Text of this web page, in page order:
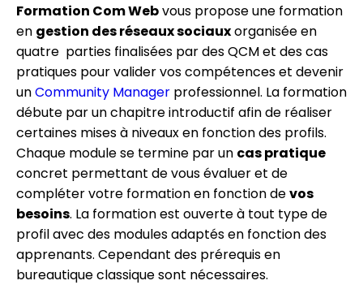
Formation Com Webvous propose une formation
en gestion des réseaux sociauxorganisée en
quatre parties finalisées par des QCM et des cas
pratiques pour valider vos compétences et devenir
unCommunity Manager professionnel. La formation
débute par un chapitre introductif afin de réaliser
certaines mises à niveaux en fonction des profils.
Chaque module se termine par un cas pratique
concret permettant de vous évaluer et de
compléter votre formation en fonction devos
besoins. La formation est ouverte à tout type de
profil avec des modules adaptés en fonction des
apprenants. Cependant des prérequis en
bureautique classique sont nécessaires.